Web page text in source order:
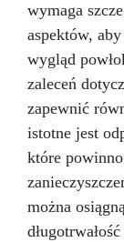
wymaga
aspektów,
wygląd
zaleceń
zapewnić
istotne jest
które
można